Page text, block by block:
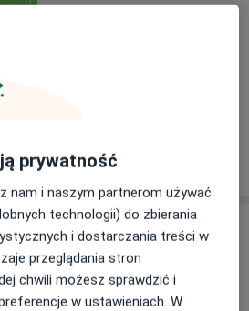
diagnostyczna i
diagnostyczna i
na drogach żółciowych i
i szkoleń krajowych i
endoskopii przewodu
Polskiego Towarzystwa
(PTG-E), Europejskiego
Przewodu Pokarmowego
Internistów Polskich.
więcej
o doświadczeniu
Umów wizytę
prywatność
nam i naszym partnerom używać
technologii) do zbierania
i dostarczania treści w
przeglądania stron
chwili możesz sprawdzić i
w ustawieniach. W